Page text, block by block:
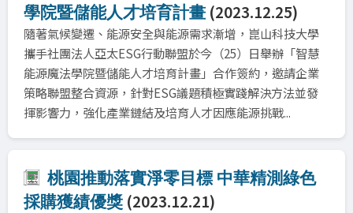
學院暨儲能人才培育計畫 (2023.12.25)
隨著氣候變遷、能源安全與能源需求漸增，崑山科技大學
攜手社團法人亞太ESG行動聯盟於今（25）日舉辦「智慧
能源魔法學院暨儲能人才培育計畫」合作簽約，邀請企業
策略聯盟整合資源，針對ESG議題積極實踐解決方法並發
揮影響力，強化產業鏈結及培育人才因應能源挑戰...
桃園推動落實淨零目標 中華精測綠色
採購獲績優獎 (2023.12.21)